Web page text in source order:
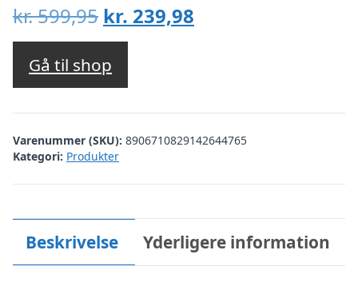
kr.599,95 Den
oprindelige
pris
var:
kr. 599,95.
kr. 239,98
kr. 239,98.
Gå til shop
Varenummer (SKU): 8906710829142644765
Kategori: Produkter
Beskrivelse Yderligere information